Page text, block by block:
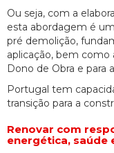
Ou seja, com a
esta abordagem é
pré demolição,
aplicação, bem como
Dono de Obra e para
Portugal tem
transição para a
Renovar com
energética, saúde